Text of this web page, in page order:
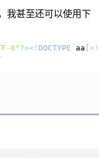
我甚至还可以使用下
8" ?>< ! DOCTYPE aa [< !